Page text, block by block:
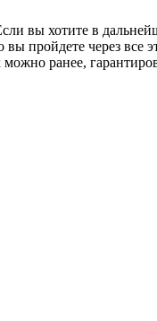
вы хотите в
пройдете через все
ранее,